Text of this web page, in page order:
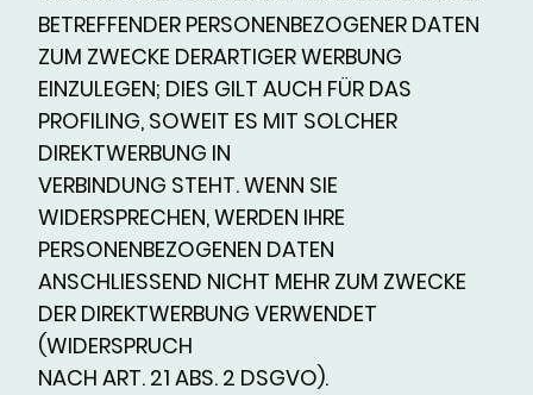
BETREFFENDER PERSONENBEZOGENER DATEN
ZUM ZWECKE DERARTIGER WERBUNG
EINZULEGEN; DIES GILT AUCH FÜR DAS
PROFILING, SOWEIT ES MIT SOLCHER
DIREKTWERBUNG IN
VERBINDUNG STEHT. WENN SIE
WIDERSPRECHEN, WERDEN IHRE
PERSONENBEZOGENEN DATEN
ANSCHLIESSEND NICHT MEHR ZUM ZWECKE
DER DIREKTWERBUNG VERWENDET
(WIDERSPRUCH
NACH ART. 21 ABS. 2 DSGVO).